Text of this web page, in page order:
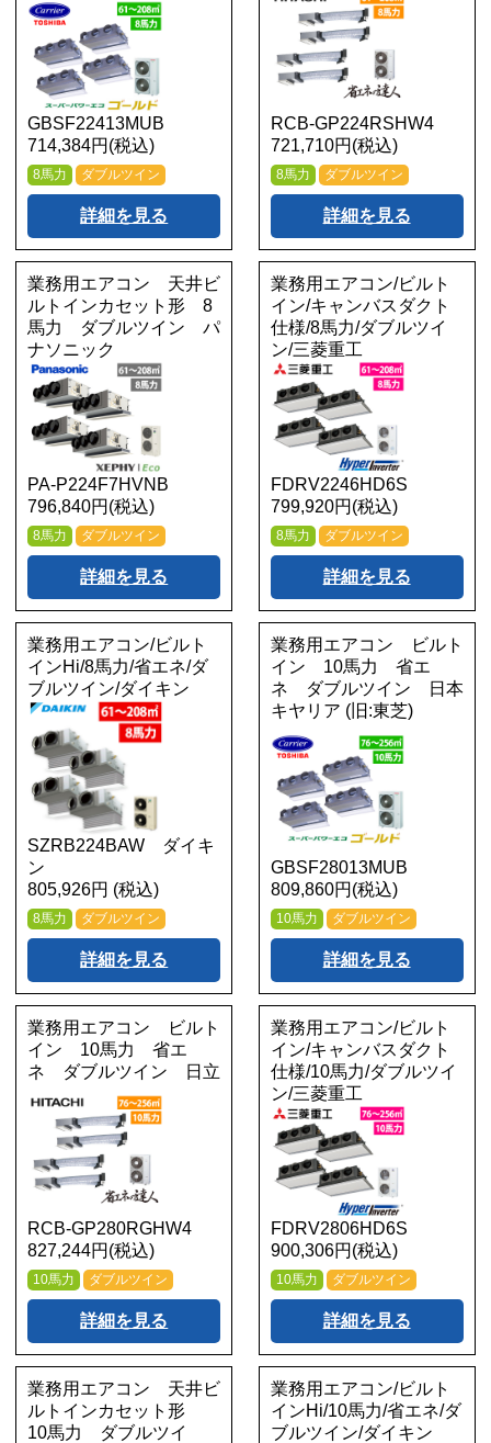
GBSF22413MUB
714,384円(税込)
8馬力 ダブルツイン
詳細を見る
RCB-GP224RSHW4
721,710円(税込)
8馬力 ダブルツイン
詳細を見る
業務用エアコン 天井ビ
ルトインカセット形 8
馬力 ダブルツイン パ
ナソニック
PA-P224F7HVNB
796,840円(税込)
8馬力 ダブルツイン
詳細を見る
業務用エアコン/ビルト
イン/キャンバスダクト
仕様/8馬力/ダブルツイ
ン/三菱重工
FDRV2246HD6S
799,920円(税込)
8馬力 ダブルツイン
詳細を見る
業務用エアコン/ビルト
インHi/8馬力/省エネ/ダ
ブルツイン/ダイキン
SZRB224BAW ダイキ
ン
805,926円 (税込)
8馬力 ダブルツイン
詳細を見る
業務用エアコン ビルト
イン 10馬力 省エ
ネ ダブルツイン 日本
キヤリア (旧:東芝)
GBSF28013MUB
809,860円(税込)
10馬力 ダブルツイン
詳細を見る
業務用エアコン ビルト
イン 10馬力 省エ
ネ ダブルツイン 日立
RCB-GP280RGHW4
827,244円(税込)
10馬力 ダブルツイン
詳細を見る
業務用エアコン/ビルト
イン/キャンバスダクト
仕様/10馬力/ダブルツイ
ン/三菱重工
FDRV2806HD6S
900,306円(税込)
10馬力 ダブルツイン
詳細を見る
業務用エアコン 天井ビ
ルトインカセット形
10馬力 ダブルツイ
業務用エアコン/ビルト
インHi/10馬力/省エネ/ダ
ブルツイン/ダイキン